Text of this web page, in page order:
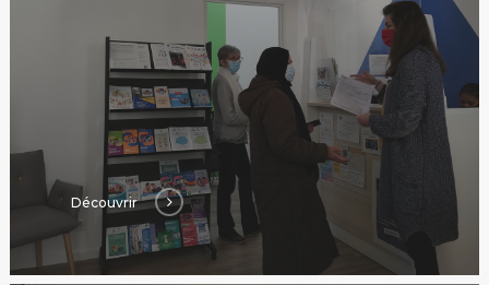
Découvrir
Bénévolat
Dons Et Adhésions
Réservation De
Contact